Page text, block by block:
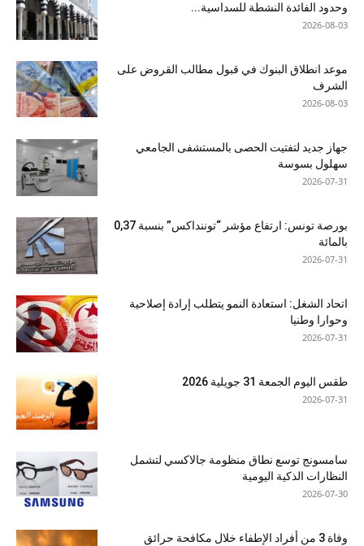
وحدود الفائدة النشطة للسداسية...
2026-08-03
موعد انطلاق البنوك في قبول مطالب القروض على
الشرف
2026-08-03
جهاز جديد لتفتيت الحصى بالمستشفى الجامعي
سهلول بسوسة
2026-07-31
بورصة تونس: ارتفاع مؤشر “توننداكس” بنسبة 0,37
بالمائة
2026-07-31
اتحاد الشغل: استعادة النمو يتطلب إرادة إصلاحية
وحوارا وطنيا
2026-07-31
طقس اليوم الجمعة 31 جويلية 2026
2026-07-31
سامسونج توسع نطاق منظومة جالاكسي لتشمل
النظارات الذكية اليومية
2026-07-30
وفاة 3 من أفراد الإطفاء خلال مكافحة حرائق